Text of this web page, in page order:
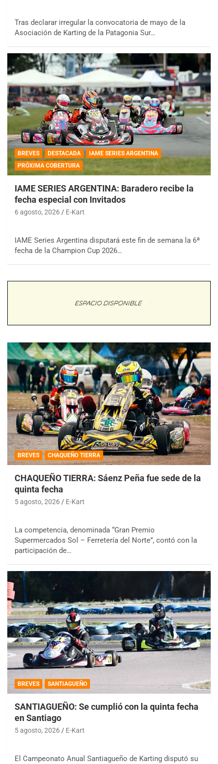
Tras declarar irregular la convocatoria de mayo de la
Asociación de Karting de la Patagonia Sur…
BREVES DESTACADA
IAME SERIES ARGENTINA
PRÓXIMA COBERTURA
IAME SERIES ARGENTINA: Baradero recibe la
fecha especial con Invitados
6 agosto, 2026 E-Kart
IAME Series Argentina disputará este fin de semana la 6ª
fecha de la Champion Cup 2026…
BREVES CHAQUEÑO TIERRA
CHAQUEÑO TIERRA: Sáenz Peña fue sede de la
quinta fecha
5 agosto, 2026 E-Kart
La competencia, denominada “Gran Premio
Supermercados Sol – Ferretería del Norte”, contó con la
participación de…
BREVES SANTIAGUEÑO
SANTIAGUEÑO: Se cumplió con la quinta fecha
en Santiago
5 agosto, 2026 E-Kart
El Campeonato Anual Santiagueño de Karting disputó su